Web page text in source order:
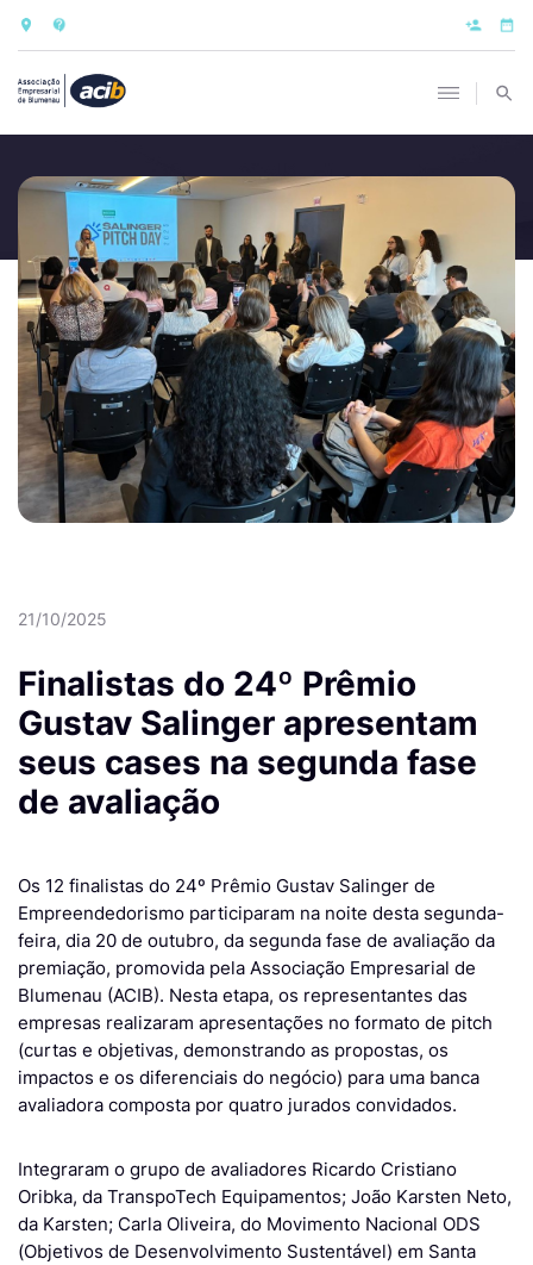
21/10/2025
Finalistas do 24º Prêmio
Gustav Salinger apresentam
seus cases na segunda fase
de avaliação
Os 12 finalistas do 24º Prêmio Gustav Salinger de
Empreendedorismo participaram na noite desta segunda-
feira, dia 20 de outubro, da segunda fase de avaliação da
premiação, promovida pela Associação Empresarial de
Blumenau (ACIB). Nesta etapa, os representantes das
empresas realizaram apresentações no formato de pitch
(curtas e objetivas, demonstrando as propostas, os
impactos e os diferenciais do negócio) para uma banca
avaliadora composta por quatro jurados convidados.
Integraram o grupo de avaliadores Ricardo Cristiano
Oribka, da TranspoTech Equipamentos; João Karsten Neto,
da Karsten; Carla Oliveira, do Movimento Nacional ODS
(Objetivos de Desenvolvimento Sustentável) em Santa